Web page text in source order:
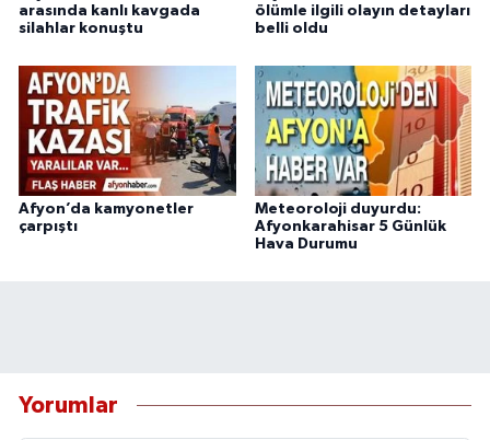
arasında kanlı kavgada
silahlar konuştu
ölümle ilgili olayın detayları
belli oldu
Afyon’da kamyonetler
çarpıştı
Meteoroloji duyurdu:
Afyonkarahisar 5 Günlük
Hava Durumu
Yorumlar